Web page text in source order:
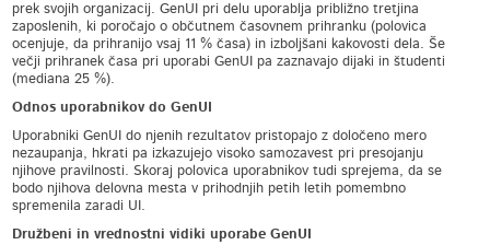
prek svojih organizacij. GenUI pri delu uporablja približno tretjina
zaposlenih, ki poročajo o občutnem časovnem prihranku (polovica
ocenjuje, da prihranijo vsaj 11 % časa) in izboljšani kakovosti dela. Še
večji prihranek časa pri uporabi GenUI pa zaznavajo dijaki in študenti
(mediana 25 %).
Odnos uporabnikov do GenUI
Uporabniki GenUI do njenih rezultatov pristopajo z določeno mero
nezaupanja, hkrati pa izkazujejo visoko samozavest pri presojanju
njihove pravilnosti. Skoraj polovica uporabnikov tudi sprejema, da se
bodo njihova delovna mesta v prihodnjih petih letih pomembno
spremenila zaradi UI.
Družbeni in vrednostni vidiki uporabe GenUI